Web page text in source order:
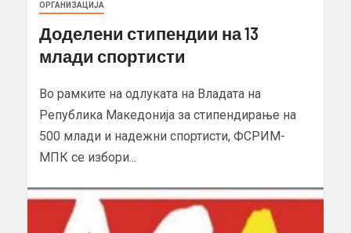
ОРГАНИЗАЦИЈА
Доделени стипендии на 13
млади спортисти
Во рамките на одлуката на Владата на
Република Македонија за стипендирање на
500 млади и надежни спортисти, ФСРИМ-
МПК се избори...